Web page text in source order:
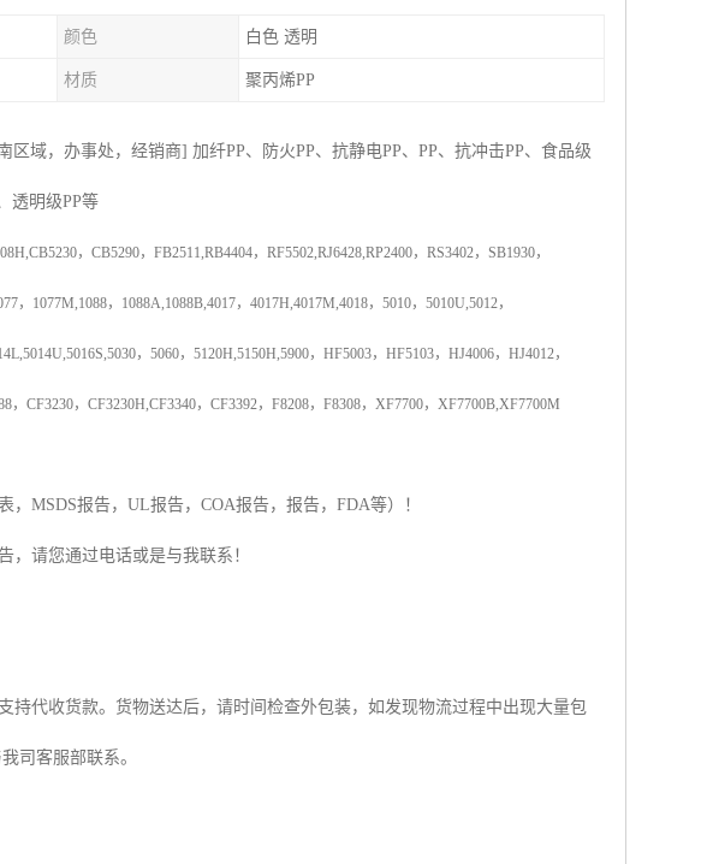
颜色 白色 透明
材质 聚丙烯PP
区域，办事处，经销商] 加纤PP、防火PP、抗静电PP、 PP、抗冲击PP、食品级
透明级PP等
， CB5290， FB2511,RB4404， RF5502,RJ6428,RP2400， RS3402， SB1930，
， 1077M,1088， 1088A,1088B,4017， 4017H,4017M,4018， 5010， 5010U,5012，
， 5060， 5120H,5150H,5900， HF5003， HF5103， HJ4006， HJ4012，
， CF3230， CF3230H,CF3340， CF3392， F8208， F8308， XF7700， XF7700B,XF7700M
， MSDS报告， UL报告， COA报告， 报告， FDA等）！
，请您通过电话或是与我联系！
持代收货款。货物送达后，请时间检查外包装，如发现物流过程中出现大量包
司客服部联系。